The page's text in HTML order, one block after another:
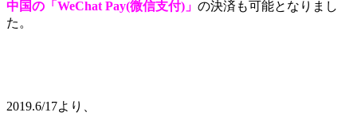
中国の「WeChat Pay(微信支付)」 の決済も可能となりまし
た。
2019.6/17より、